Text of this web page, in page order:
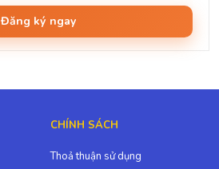
Đăng ký ngay
CHÍNH SÁCH
Thoả thuận sử dụng